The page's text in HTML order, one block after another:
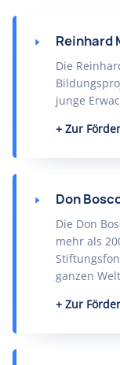
Reinhard
Die
junge
Zur
Don
Die Don
mehr als
ganzen
Zur